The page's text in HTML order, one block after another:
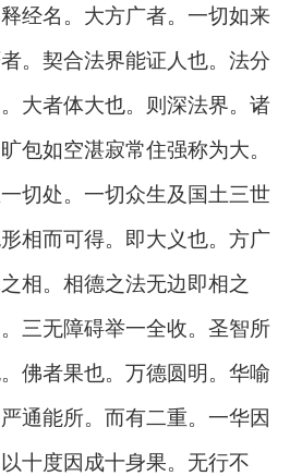
经名。大方广者。一切如来
。契合法界能证人也。法分
大者体大也。则深法界。诸
包如空湛寂常住强称为大。
切处。一切众生及国土三世
相而可得。即大义也。方广
相。相德之法无边即相之
三无障碍举一全收。圣智所
佛者果也。万德圆明。华喻
通能所。而有二重。一华因
十度因成十身果。无行不